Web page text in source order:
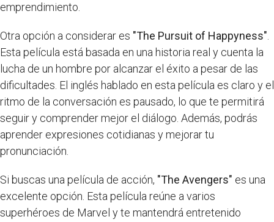
emprendimiento.
Otra opción a considerar es "The Pursuit of Happyness"
Esta película está basada en una historia real y cuenta la
lucha de un hombre por alcanzar el éxito a pesar de las
dificultades. El inglés hablado en esta película es claro y el
ritmo de la conversación es pausado, lo que te permitirá
seguir y comprender mejor el diálogo. Además, podrás
aprender expresiones cotidianas y mejorar tu
pronunciación.
Si buscas una película de acción, "The Avengers" es una
excelente opción. Esta película reúne a varios
superhéroes de Marvel y te mantendrá entretenido